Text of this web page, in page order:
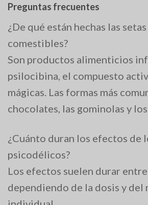
Preguntas frecuentes
¿De qué están hechas las
comestibles?
Son productos alimenticios
psilocibina, el compuesto
mágicas. Las formas más
chocolates, las gominolas y los
¿Cuánto duran los efectos de
psicodélicos?
Los efectos suelen durar entre
dependiendo de la dosis y del